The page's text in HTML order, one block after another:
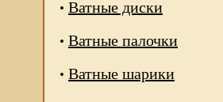
Ватные диски
Ватные палочки
Ватные шарики